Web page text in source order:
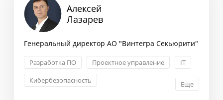
Алексей
Лазарев
Генеральный директор АО "Винтегра Секьюрити"
Разработка ПО Проектное управление
IT
Кибербезопасность
Еще